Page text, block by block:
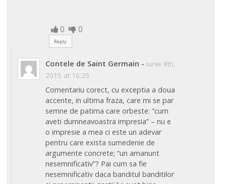
0 0
Reply
Contele de Saint Germain - iunie 8th,
2015 at 16:25
Comentariu corect, cu exceptia a doua
accente, in ultima fraza, care mi se par
semne de patima care orbeste: “cum
aveti dumneavoastra impresia” – nu e
o impresie a mea ci este un adevar
pentru care exista sumedenie de
argumente concrete; “un amanunt
nesemnificativ”? Pai cum sa fie
nesemnificativ daca banditul banditilor